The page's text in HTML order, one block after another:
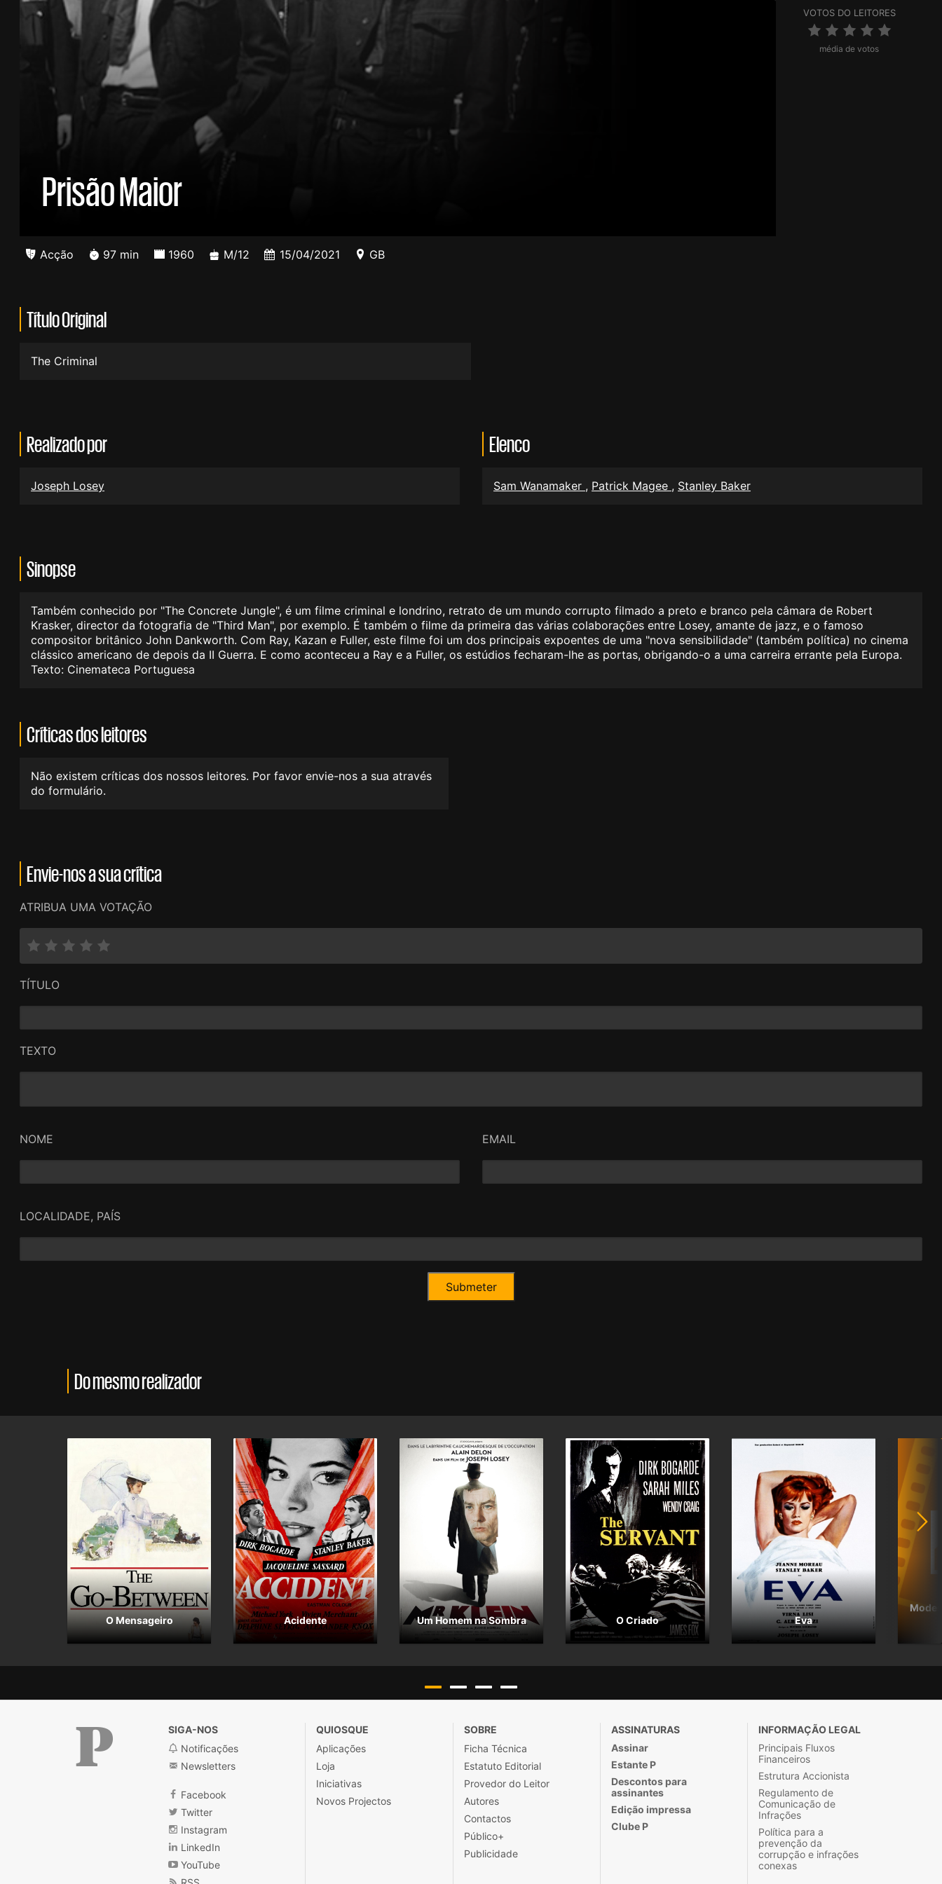
Prisão Maior
VOTOS DO LEITORES
média de votos
Acção 97 min 1960 M/12 15/04/2021 GB
Título Original
The Criminal
Realizado por
Joseph Losey
Elenco
Sam Wanamaker , Patrick Magee , Stanley Baker
Sinopse
Também conhecido por "The Concrete Jungle", é um filme criminal e londrino, retrato de um mundo corrupto filmado a preto e branco pela câmara de Robert
Krasker, director da fotografia de "Third Man", por exemplo. É também o filme da primeira das várias colaborações entre Losey, amante de jazz, e o famoso
compositor britânico John Dankworth. Com Ray, Kazan e Fuller, este filme foi um dos principais expoentes de uma "nova sensibilidade" (também política) no cinema
clássico americano de depois da II Guerra. E como aconteceu a Ray e a Fuller, os estúdios fecharam-lhe as portas, obrigando-o a uma carreira errante pela Europa.
Texto: Cinemateca Portuguesa
Críticas dos leitores
Não existem críticas dos nossos leitores. Por favor envie-nos a sua através
do formulário.
Envie-nos a sua crítica
ATRIBUA UMA VOTAÇÃO
TÍTULO
TEXTO
NOME EMAIL
LOCALIDADE, PAÍS
Do mesmo realizador
O Mensageiro Acidente Um Homem na Sombra O Criado Eva
Público
SIGA-NOS
Notificações
Newsletters
Facebook
Twitter
Instagram
LinkedIn
YouTube
QUIOSQUE
Aplicações
Loja
Iniciativas
Novos Projectos
SOBRE
Ficha Técnica
Estatuto Editorial
Provedor do Leitor
Autores
Contactos
Público+
Publicidade
ASSINATURAS
Assinar
Estante P
Descontos para
assinantes
Edição impressa
Clube P
INFORMAÇÃO LEGAL
Principais Fluxos
Financeiros
Estrutura Accionista
Regulamento de
Comunicação de
Infrações
Política para a
prevenção da
corrupção e infrações
conexas